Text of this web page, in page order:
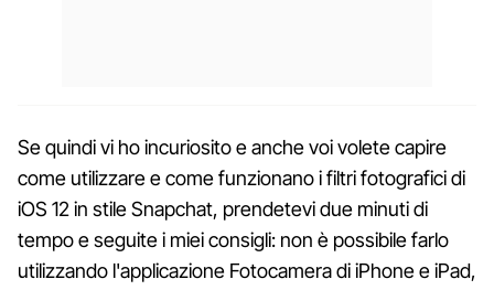
Se quindi vi ho incuriosito e anche voi volete capire
come utilizzare e come funzionano i filtri fotografici di
iOS 12 in stile Snapchat, prendetevi due minuti di
tempo e seguite i miei consigli: non è possibile farlo
utilizzando l'applicazione Fotocamera di iPhone e iPad,